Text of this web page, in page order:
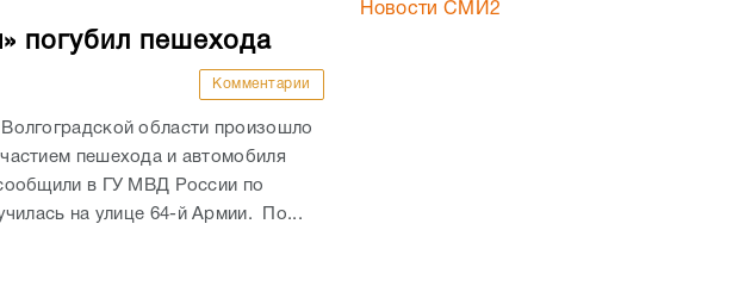
погубил пешехода
Комментарии
области произошло
пешехода и автомобиля
в ГУ МВД России по
на улице 64-й Армии. По...
Новости СМИ2